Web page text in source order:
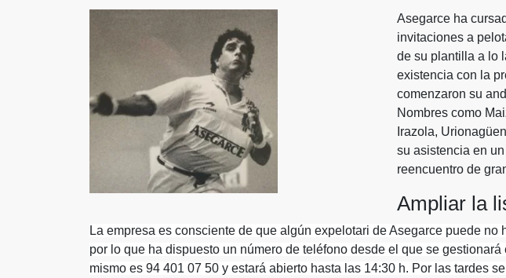
Asegarce ha
invitaciones a
de su plantilla a lo
existencia con la
comenzaron su
Nombres como
Irazola,
su asistencia en
reencuentro de
Ampliar la
La empresa es consciente de que algún expelotari de Asegarce puede no
por lo que ha dispuesto un número de teléfono desde el que se gestionará
mismo es 94 401 07 50 y estará abierto hasta las 14:30 h. Por las tardes